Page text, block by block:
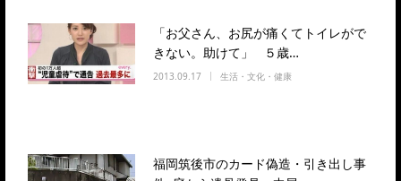
「お父さん、お尻が痛くてトイレがで
きない。助けて」 ５歳…
2013.09.17 生活・文化・健康
福岡筑後市のカード偽造・引き出し事